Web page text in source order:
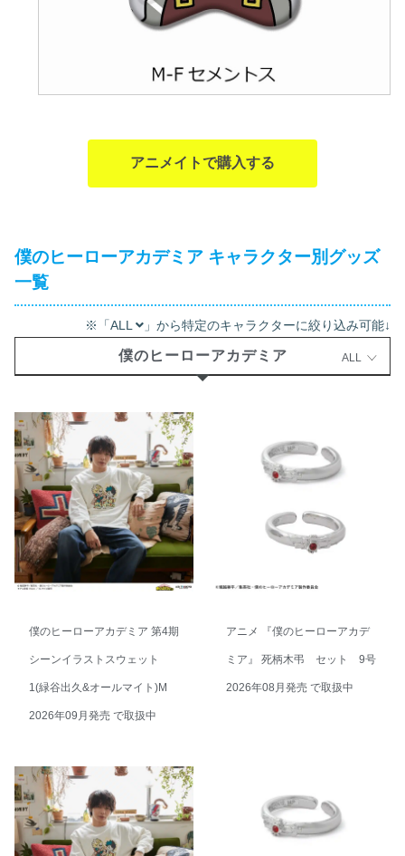
アニメイトで購入する
僕のヒーローアカデミア キャラクター別グッズ
一覧
※「ALL 」から特定のキャラクターに絞り込み可能↓
僕のヒーローアカデミア ALL
僕のヒーローアカデミア 第4期
シーンイラストスウェット
1(緑谷出久&オールマイト)M
2026年09月発売 で取扱中
アニメ 『僕のヒーローアカデ
ミア』 死柄木弔 セット 9号
2026年08月発売 で取扱中